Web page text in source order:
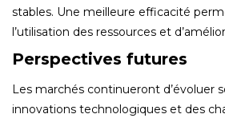
stables. Une meilleure efficacité
l’utilisation des ressources et
Perspectives futures
Les marchés continueront d’évoluer
innovations technologiques et des